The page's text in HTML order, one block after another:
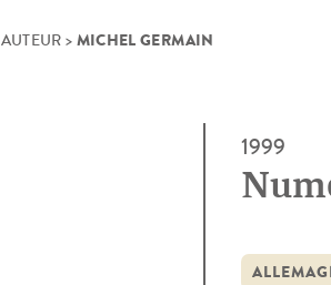
AUTEUR > MICHEL GERMAIN
1999